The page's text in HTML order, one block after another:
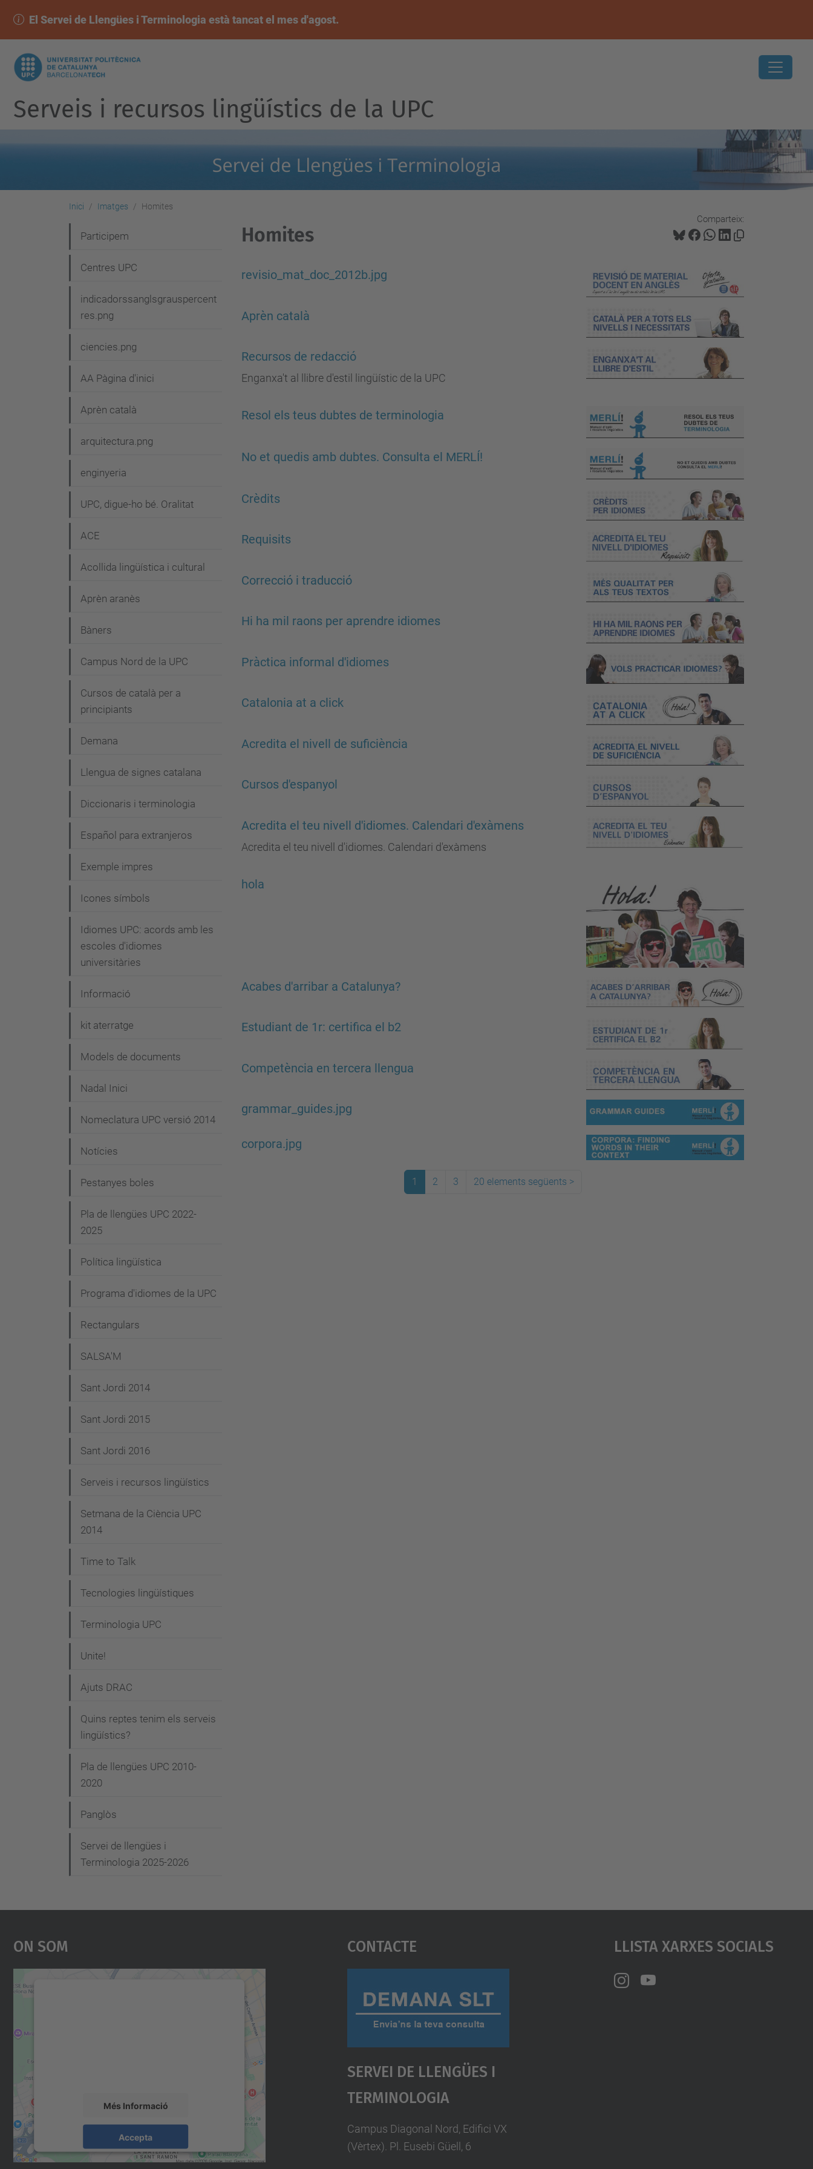
El Servei de Llengües i Terminologia està tancat el mes d'agost.
Serveis i recursos lingüístics de la UPC
Inici Imatges Homites
Comparteix:
Homites
revisio_mat_doc_2012b.jpg
Aprèn català
Recursos de redacció
Enganxa't al llibre d'estil lingüístic de la UPC
Resol els teus dubtes de terminologia
No et quedis amb dubtes. Consulta el MERLÍ!
Crèdits
Requisits
Correcció i traducció
Hi ha mil raons per aprendre idiomes
Pràctica informal d'idiomes
Catalonia at a click
Acredita el nivell de suficiència
Cursos d'espanyol
Acredita el teu nivell d'idiomes. Calendari d'exàmens
Acredita el teu nivell d'idiomes. Calendari d'exàmens
hola
Acabes d'arribar a Catalunya?
Estudiant de 1r: certifica el b2
Competència en tercera llengua
grammar_guides.jpg
corpora.jpg
1 2 3 20 elements següents >
a
v
a
c
ó
Participem
Centres UPC
indicadorssanglsgrauspercent
res.png
ciencies.png
AA Pàgina d'inici
Aprèn català
arquitectura.png
enginyeria
UPC, digue-ho bé. Oralitat
ACE
Acollida lingüística i cultural
Aprèn aranès
Bàners
Campus Nord de la UPC
Cursos de català per a
principiants
Demana
Llengua de signes catalana
Diccionaris i terminologia
Español para extranjeros
Exemple impres
Icones símbols
Idiomes UPC: acords amb les
escoles d'idiomes
universitàries
Informació
kit aterratge
Models de documents
Nadal Inici
Nomeclatura UPC versió 2014
Notícies
Pestanyes boles
Pla de llengües UPC 2022-
2025
Política lingüística
Programa d'idiomes de la UPC
Rectangulars
SALSA'M
Sant Jordi 2014
Sant Jordi 2015
Sant Jordi 2016
Serveis i recursos lingüístics
Setmana de la Ciència UPC
2014
Time to Talk
Tecnologies lingüístiques
Terminologia UPC
Unite!
Ajuts DRAC
Quins reptes tenim els serveis
lingüístics?
Pla de llengües UPC 2010-
2020
Panglòs
Servei de llengües i
Terminologia 2025-2026
On Som
Més Informació
Accepta
Usercentrics Consent
Contacte
Servei De Llengües I
Terminologia
Campus Diagonal Nord, Edifici VX
(Vèrtex). Pl. Eusebi Güell, 6
Llista Xarxes Socials